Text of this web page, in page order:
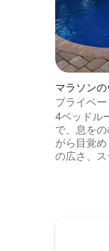
マラソン
プライベ
ク、カヤ
4ベッドル
で、息を
がら目覚
の広さ、
の整った
トップを
す。 32フ
り、BBQ